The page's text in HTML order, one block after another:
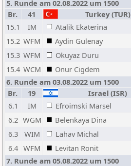
5. Runde am 02.08.2022 um 1500
Br.
41 Turkey (TUR)
15.1
IM Atalik Ekaterina
15.2 WFM Aydin Gulenay
15.3 WFM Okuyaz Duru
15.4 WCM Onur Cigdem
6. Runde am 03.08.2022 um 1500
Br.
19 Israel (ISR)
6.1
IM Efroimski Marsel
6.2 WGM Belenkaya Dina
6.3
WIM Lahav Michal
6.4 WFM Levitan Ronit
7. Runde am 05.08.2022 um 1500